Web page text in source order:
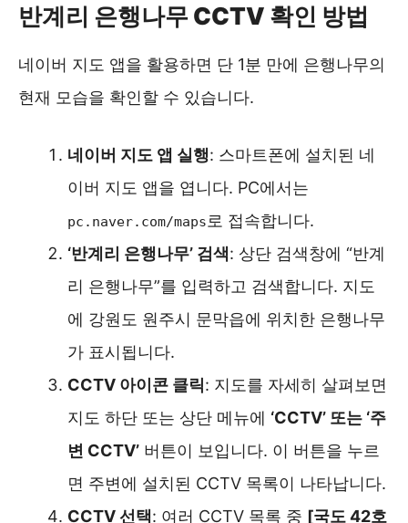
반계리 은행나무 CCTV 확인 방법
네이버 지도 앱을 활용하면 단 1분 만에 은행나무의
현재 모습을 확인할 수 있습니다.
네이버 지도 앱 실행: 스마트폰에 설치된 네
이버 지도 앱을 엽니다. PC에서는
pc.naver.com/maps 로 접속합니다.
‘반계리 은행나무’ 검색: 상단 검색창에 “반계
리 은행나무”를 입력하고 검색합니다. 지도
에 강원도 원주시 문막읍에 위치한 은행나무
가 표시됩니다.
CCTV 아이콘 클릭: 지도를 자세히 살펴보면
지도 하단 또는 상단 메뉴에 ‘CCTV’ 또는 ‘주
변 CCTV’ 버튼이 보입니다. 이 버튼을 누르
면 주변에 설치된 CCTV 목록이 나타납니다.
CCTV 선택: 여러 CCTV 목록 중 [국도 42호